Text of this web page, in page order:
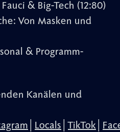
& Big-Tech (12:80)
Von Masken und
& Programm-
Kanälen und
Locals │TikTok